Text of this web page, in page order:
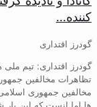
کننده…
گودرز اقتداری
تظاهرات مخالفین
مخالفین جمهوری